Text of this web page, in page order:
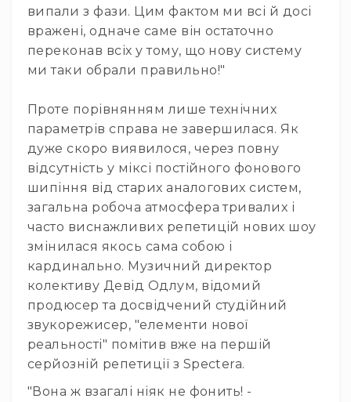
Ресивери
та
програвачі
ЦАПи
підсилювачі
Док-
Аксесуари
комплектуючі
Світло
Динамічне
світло
Прилади
LED
Прилади
LED
мультиспектральні
Прилади
LED
мултичіпові
випали з фази. Цим фактом ми всі й досі
вражені, одначе саме він остаточно
переконав всіх у тому, що нову систему
ми таки обрали правильно!"
Проте порівнянням лише технічних
параметрів справа не завершилася. Як
дуже скоро виявилося, через повну
відсутність у міксі постійного фонового
шипіння від старих аналогових систем,
загальна робоча атмосфера тривалих і
часто виснажливих репетицій нових шоу
змінилася якось сама собою і
кардинально. Музичний директор
колективу Девід Одлум, відомий
продюсер та досвідчений студійний
звукорежисер, "елементи нової
реальності" помітив вже на першій
серйозній репетиції з Spectera.
"Вона ж взагалі ніяк не фонить! -